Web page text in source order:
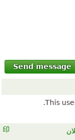
Send message
This